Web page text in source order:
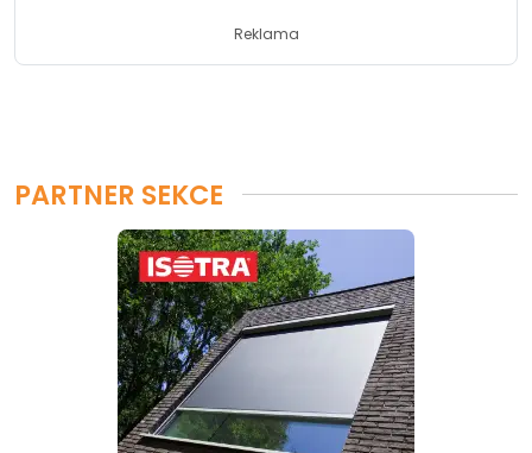
Reklama
PARTNER SEKCE